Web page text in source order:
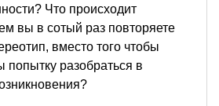
Что происходит
вы в сотый раз повторяете
вместо того чтобы
попытку разобраться в